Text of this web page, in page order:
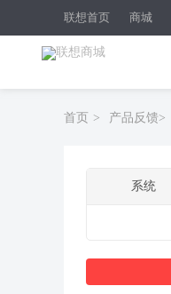
联想首页 商城
首页 > 产品反馈>
系统